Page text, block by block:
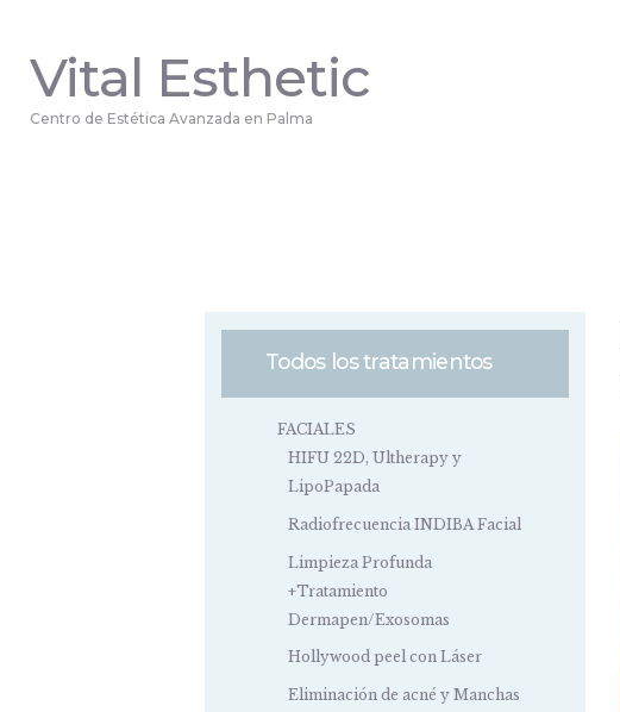
Vital Esthetic
Centro de Estética Avanzada en Palma
Todos los tratamientos
FACIALES
HIFU 22D, Ultherapy y
LipoPapada
Radiofrecuencia INDIBA Facial
Limpieza Profunda
+Tratamiento
Dermapen/Exosomas
Hollywood peel con Láser
Eliminación de acné y Manchas